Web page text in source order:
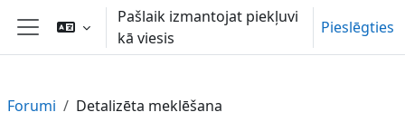
Atvērt galveno saturu
Sānu panelis
Pašlaik izmantojat piekļuvi
kā viesis
Pieslēgties
Forumi Detalizēta meklēšana